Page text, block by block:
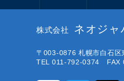
株式会社 ネオジャ
〒003-0876 札幌市白石
TEL 011-792-0374 FAX